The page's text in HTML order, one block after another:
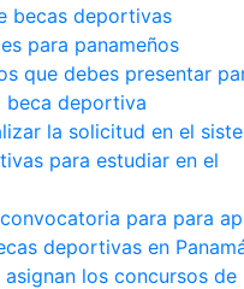
becas deportivas
para panameños
que debes presentar
beca deportiva
la solicitud en el
para estudiar en el
para para
deportivas en
los concursos de